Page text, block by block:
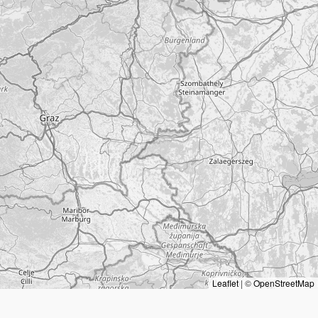
Leaflet | ©OpenStreetMap